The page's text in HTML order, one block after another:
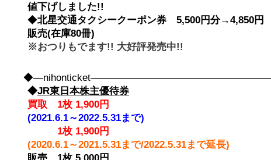
値下げしました!!
◆北星交通タクシークーポン券 5,500円分→4,850円
販売(在庫80冊)
※おつりもでます!! 大好評発売中!!
◆JR東日本株主優待券
買取 1枚 1,900円
(2021.6.1～2022.5.31まで)
1枚 1,900円
(2020.6.1～2021.5.31まで/2022.5.31まで延長)